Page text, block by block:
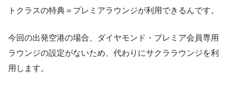
トクラスの特典＝プレミアラウンジが利用できるんです。
今回の出発空港の場合、ダイヤモンド・プレミア会員専用
ラウンジの設定がないため、代わりにサクララウンジを利
用します。